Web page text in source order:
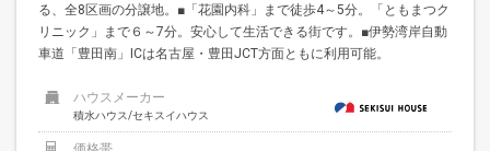
る、全8区画の分譲地。■「花園内科」まで徒歩4～5分。「ともまつク
リニック」まで６～7分。安心して生活できる街です。■伊勢湾岸自動
車道「豊田南」ICは名古屋・豊田JCT方面ともに利用可能。
ハウスメーカー
積水ハウス/セキスイハウス